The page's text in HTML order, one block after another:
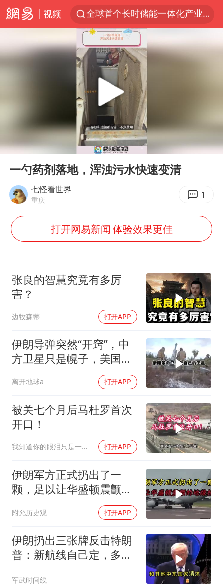
视频
中国女篮70-67险胜尼日利亚女篮
出口禁令驱动有色板块大涨
秋天的第一杯奶茶到底有多火
38岁演员求职万岁山NPC成功
国乒男单横滨冠军赛全军覆没
胡彦斌获《歌手2026》歌王
美股存储板块集体大跌
夯实基础开新局
Play
00:00 01:18
一勺药剂落地，浑浊污水快速变清
七怪看世界
重庆 1
打开网易新闻 体验效果更佳
张良的智慧究竟有多厉
害？
边牧森蒂 打开APP
伊朗导弹突然“开窍”，中
方卫星只是幌子，美国真
离开地球a 打开APP
被关七个月后马杜罗首次
开口！
我知道你的眼泪只是一种无奈 打开APP
伊朗军方正式扔出了一
颗，足以让华盛顿震颤的
附允历史观 打开APP
伊朗扔出三张牌反击特朗
普：新航线自己定，多国
军武时间线